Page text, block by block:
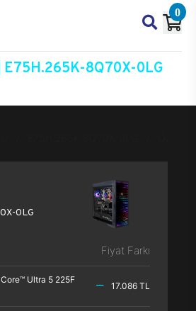
0
8Q70X-0LG
0LG
Fiyat Farkı
Ultra 5 225F
17.086 TL